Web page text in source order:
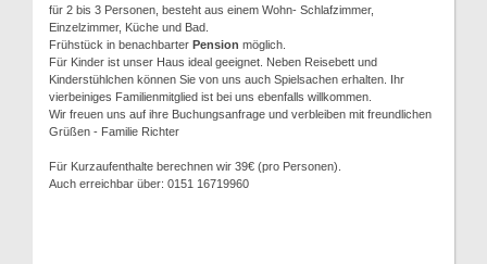
für 2 bis 3 Personen, besteht aus einem Wohn- Schlafzimmer,
Einzelzimmer, Küche und Bad.
Frühstück in benachbarter Pension möglich.
Für Kinder ist unser Haus ideal geeignet. Neben Reisebett und
Kinderstühlchen können Sie von uns auch Spielsachen erhalten. Ihr
vierbeiniges Familienmitglied ist bei uns ebenfalls willkommen.
Wir freuen uns auf ihre Buchungsanfrage und verbleiben mit freundlichen
Grüßen - Familie Richter
Für Kurzaufenthalte berechnen wir 39€ (pro Personen).
Auch erreichbar über: 0151 16719960